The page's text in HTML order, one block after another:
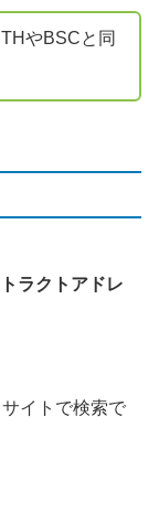
やBSCと同
ラクトアドレ
サイトで検索で